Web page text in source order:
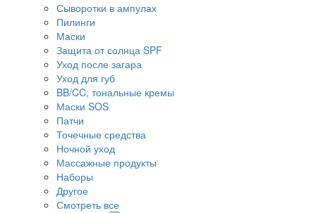
Сыворотки в ампулах
Пилинги
Маски
Защита от солнца SPF
Уход после загара
Уход для губ
BB/CC, тональные кремы
Маски SOS
Патчи
Точечные средства
Ночной уход
Массажные продукты
Наборы
Другое
Смотреть все